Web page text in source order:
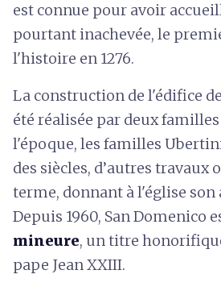
est connue pour avoir
pourtant inachevée, le
l'histoire en 1276.
La construction de l'édifice de
été réalisée par deux
l'époque, les familles
des siècles, d’autres travaux
terme, donnant à l'église son
Depuis 1960, San Domenico
mineure, un titre
pape Jean XXIII.